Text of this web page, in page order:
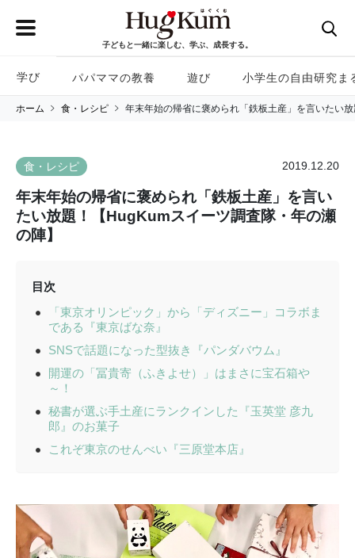
子どもと一緒に楽しむ、学ぶ、成長する。
学び パパママの教養 遊び 小学生の自由研究ま
ホーム 食・レシピ 年末年始の帰省に褒められ「鉄板土産」を言いたい
食・レシピ 2019.12.20
年末年始の帰省に褒められ「鉄板土産」を言い
たい放題！【HugKumスイーツ調査隊・年の瀬
の陣】
目次
「東京オリンピック」から「ディズニー」コラボま
である『東京ばな奈』
SNSで話題になった型抜き『パンダバウム』
開運の「冨貴寄（ふきよせ）」はまさに宝石箱や
～！
秘書が選ぶ手土産にランクインした『玉英堂 彦九
郎』のお菓子
これぞ東京のせんべい『三原堂本店』